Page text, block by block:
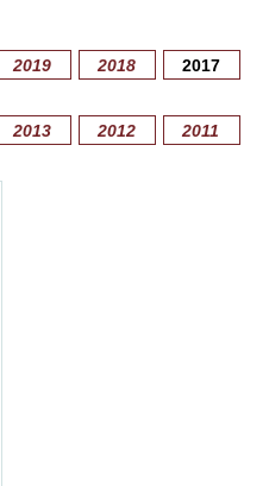
2019 2018 2017
2013 2012 2011